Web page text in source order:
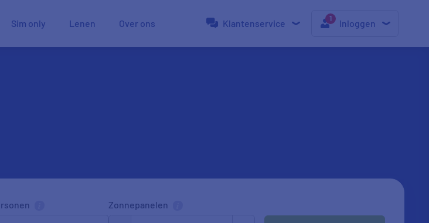
Sim only Lenen Over ons Klantenservice Inloggen
Zonnepanelen